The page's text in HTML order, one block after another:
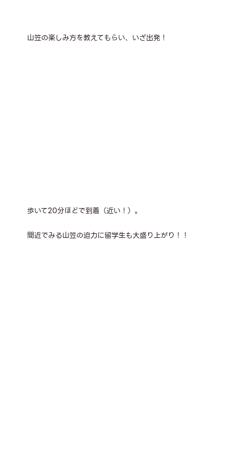
山笠の楽しみ方を教えてもらい、いざ出発！
歩いて20分ほどで到着（近い！）。
間近でみる山笠の迫力に留学生も大盛り上がり！！